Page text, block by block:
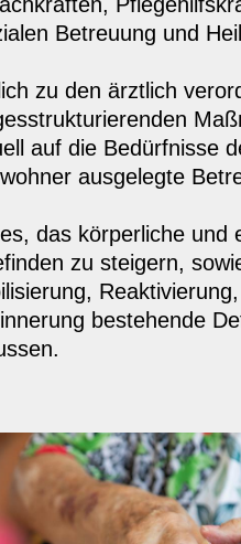
Betreuung und
zu den ärztlich
auf die Bedürfnisse
ausgelegte
das körperliche und
zu steigern,
bestehende